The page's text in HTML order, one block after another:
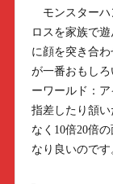
モンスターハ
ロスを家族で
に顔を突き合
が一番おもし
ーワールド：
指差したり頷
なく10倍20倍
なり良いのです